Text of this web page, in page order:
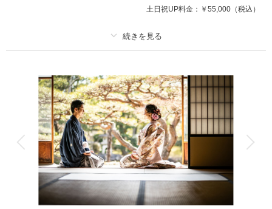
2023年1月16日
台）（宮城）
相談予約する
来店・オンライン
撮影日の空き
を確認する
土日祝UP料金： ￥55,000 （税込）
撮影料 新婦衣装1着
着付け ヘアメイク
アルバム データ 50 カット 台紙付写真
衣装追加 会食 挙式
家族と撮影 家族用衣装レンタル
《データ50カット》ドレスショップならではのこだわりの和装からセレク
風情ある茶室と美しい日本庭園を舞台に、和装ならではの魅力が引き立つフ